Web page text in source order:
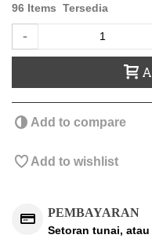
96 Items Tersedia
-
Add to compare
Add to wishlist
PEMBAYARAN
Setoran tunai,